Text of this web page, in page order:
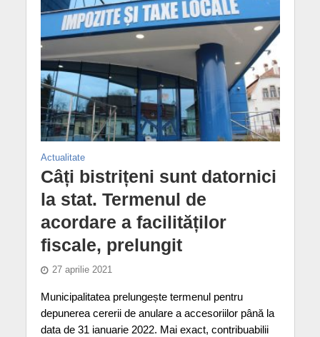
Actualitate
Câți bistrițeni sunt datornici
la stat. Termenul de
acordare a facilităților
fiscale, prelungit
27 aprilie 2021
Municipalitatea prelungește termenul pentru
depunerea cererii de anulare a accesoriilor până la
data de 31 ianuarie 2022. Mai exact, contribuabilii